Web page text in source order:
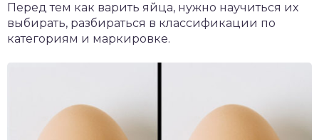
Перед тем как варить яйца, нужно научиться их
выбирать, разбираться в классификации по
категориям и маркировке.